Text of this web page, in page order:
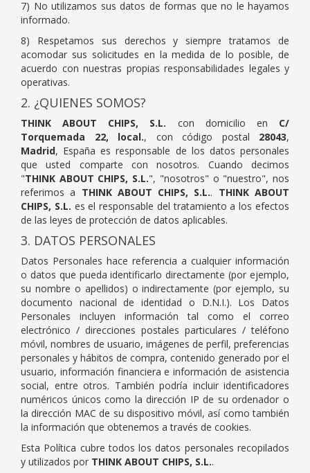
7) No utilizamos sus datos de formas que no le hayamos
informado.
8) Respetamos sus derechos y siempre tratamos de
acomodar sus solicitudes en la medida de lo posible, de
acuerdo con nuestras propias responsabilidades legales y
operativas.
2. ¿QUIENES SOMOS?
THINK ABOUT CHIPS, S.L. con domicilio en C/
Torquemada 22, local., con código postal 28043,
Madrid, España es responsable de los datos personales
que usted comparte con nosotros. Cuando decimos
"THINK ABOUT CHIPS, S.L.", "nosotros" o "nuestro", nos
referimos a THINK ABOUT CHIPS, S.L.. THINK ABOUT
CHIPS, S.L. es el responsable del tratamiento a los efectos
de las leyes de protección de datos aplicables.
3. DATOS PERSONALES
Datos Personales hace referencia a cualquier información
o datos que pueda identificarlo directamente (por ejemplo,
su nombre o apellidos) o indirectamente (por ejemplo, su
documento nacional de identidad o D.N.I.). Los Datos
Personales incluyen información tal como el correo
electrónico / direcciones postales particulares / teléfono
móvil, nombres de usuario, imágenes de perfil, preferencias
personales y hábitos de compra, contenido generado por el
usuario, información financiera e información de asistencia
social, entre otros. También podría incluir identificadores
numéricos únicos como la dirección IP de su ordenador o
la dirección MAC de su dispositivo móvil, así como también
la información que obtenemos a través de cookies.
Esta Política cubre todos los datos personales recopilados
y utilizados por THINK ABOUT CHIPS, S.L..